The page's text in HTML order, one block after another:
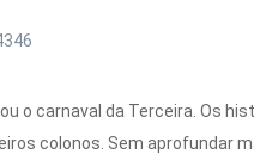
o carnaval da Terceira. Os
colonos. Sem aprofundar